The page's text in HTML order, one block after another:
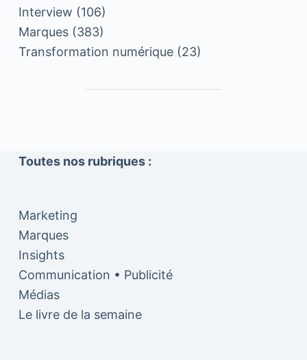
Interview (106)
Marques(383)
Transformation numérique(23)
Toutes nos rubriques :
Marketing
Marques
Insights
Communication • Publicité
Médias
Le livre de la semaine